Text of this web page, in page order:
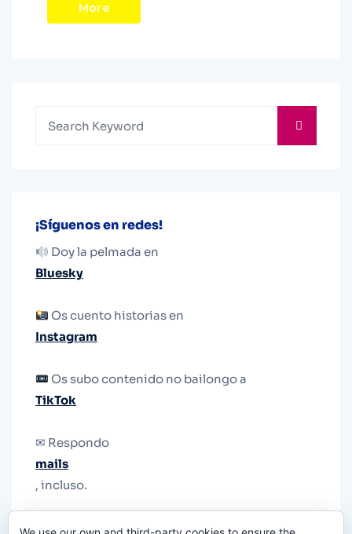
More
¡Síguenos en redes!
Doy la pelmada en
Bluesky
Os cuento historias en
Instagram
Os subo contenido no bailongo a
TikTok
✉ Respondo
mails
, incluso.